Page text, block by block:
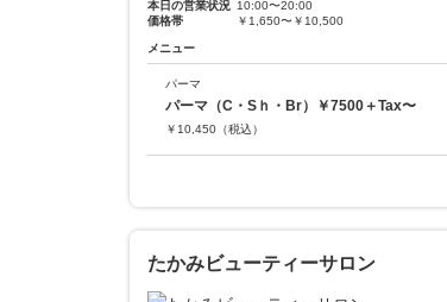
本日の営業状況 10:00〜20:00
価格帯
￥1,650〜￥10,500
メニュー
パーマ
パーマ（C・Sｈ・Br）￥7500＋Tax〜
￥ 10,450 （税込）
たかみビューティーサロン